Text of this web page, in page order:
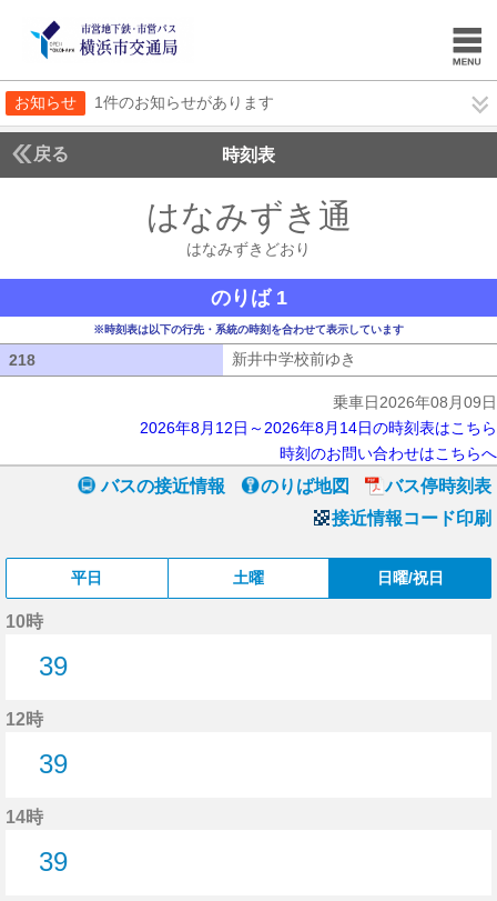
お知らせ 1件のお知らせがあります
戻る 時刻表
はなみずき通
はなみずきどおり
のりば 1
※時刻表は以下の行先・系統の時刻を合わせて表示しています
218 新井中学校前ゆき
乗車日2026年08月09日
2026年8月12日～2026年8月14日の時刻表はこちら
時刻のお問い合わせはこちらへ
バスの接近情報 のりば地図
バス停時刻表
接近情報コード印刷
平日 土曜 日曜/祝日
10時
39
12時
39
14時
39